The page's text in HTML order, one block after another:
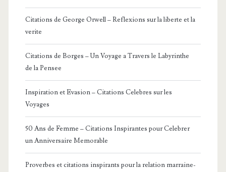
Citations de George Orwell – Reflexions sur la liberte et la
verite
Citations de Borges – Un Voyage a Travers le Labyrinthe
de la Pensee
Inspiration et Evasion – Citations Celebres sur les
Voyages
50 Ans de Femme – Citations Inspirantes pour Celebrer
un Anniversaire Memorable
Proverbes et citations inspirants pour la relation marraine-